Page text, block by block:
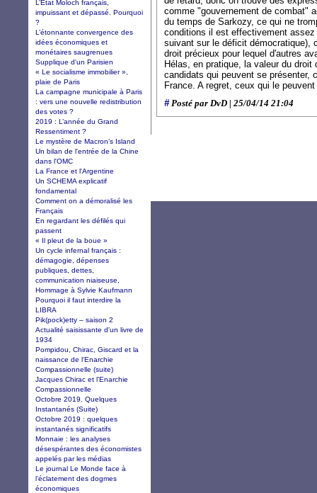
comme "gouvernement de combat"
du temps de Sarkozy, ce qui ne
conditions il est effectivement
suivant sur le déficit démocratique),
droit précieux pour lequel d'autres
Hélas, en pratique, la valeur du
candidats qui peuvent se présenter,
France. A regret, ceux qui le
#Posté par DvD | 25/04/14 21:04
L’Etat Moloch français,
impuissant et dépassé. Pourquoi
?
L’étonnante convergence des
idées économiques et
monétaires saugrenues
Supplique d'un Parisien
« Le socialisme immobilier »,
plaie de Paris
La campagne municipale à Paris
: vers une nouvelle redistribution
des votes ?
2019 : L’année du Grand
Ressentiment ?
Le mystère de Macron’s Island
Un bilan de l'entrée de la Chine
dans l'OMC
La France et l'Argentine
Un SCHEMA explicatif
fondamental
Comment on a démoralisé les
Français
En regardant les défilés qui
passent
« Il pleut de la boue »
Un cycle infernal français :
démagogie, dépenses
publiques, dettes,
communication niaiseuse,
Hommage à Sylvie Kaufmann
Pourquoi il faut interdire la
LIBRA
Pik(pock)etty – saison 2
Actualité saisissante d'un livre de
1934
Pompidou, Chirac, Giscard et la
naissance de l'Enarchie
Compassionnelle (suite)
Jacques Chirac et l'Enarchie
Compassionnelle
Octobre 2019. Quelques
Instantanés (Suite)
Octobre 2019 : quelques
instantanés significatifs
Monnaie : les analyses
désespérantes des économistes
appelés par les médias
Le journal Le Monde face à
l’éclatement des dogmes
économiques